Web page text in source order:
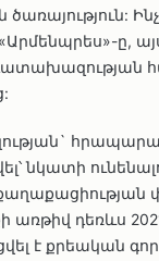
ը,
նկատի
առթիվ դեռևս
է քրեական